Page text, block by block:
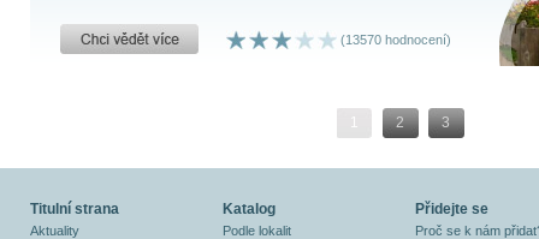
(13570 hodnocení)
1 2 3
Titulní strana
Aktuality
Katalog
Podle lokalit
Přidejte se
Proč se k nám